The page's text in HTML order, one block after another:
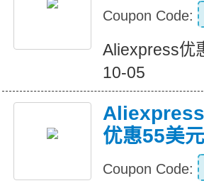
Coupon Code:
Aliexpress优
10-05
Aliexpress
优惠55美元
Coupon Code: